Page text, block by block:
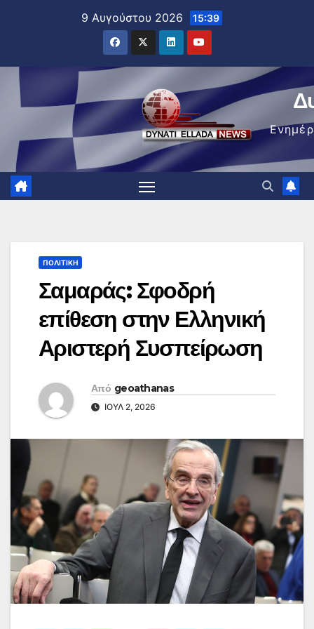
9 Αυγούστου 2026 15:39
ΠΟΛΙΤΙΚΉ
Σαμαράς: Σφοδρή
επίθεση στην Ελληνική
Αριστερή Συσπείρωση
Από geoathanas
ΙΟΎΛ 2, 2026